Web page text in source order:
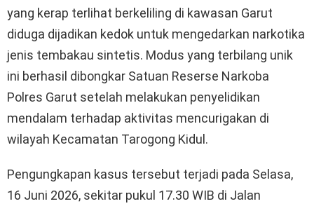
yang kerap terlihat berkeliling di kawasan Garut
diduga dijadikan kedok untuk mengedarkan narkotika
jenis tembakau sintetis. Modus yang terbilang unik
ini berhasil dibongkar Satuan Reserse Narkoba
Polres Garut setelah melakukan penyelidikan
mendalam terhadap aktivitas mencurigakan di
wilayah Kecamatan Tarogong Kidul.
Pengungkapan kasus tersebut terjadi pada Selasa,
16 Juni 2026, sekitar pukul 17.30 WIB di Jalan